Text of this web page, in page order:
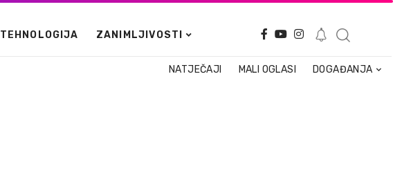
TEHNOLOGIJA ZANIMLJIVOSTI
NATJEČAJI MALI OGLASI DOGAĐANJA